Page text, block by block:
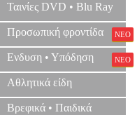
Ταινίες DVD • Blu Ray
Προσωπική φροντίδα ΝΕΟ
Ενδυση • Υπόδηση ΝΕΟ
Αθλητικά είδη
Βρεφικά • Παιδικά